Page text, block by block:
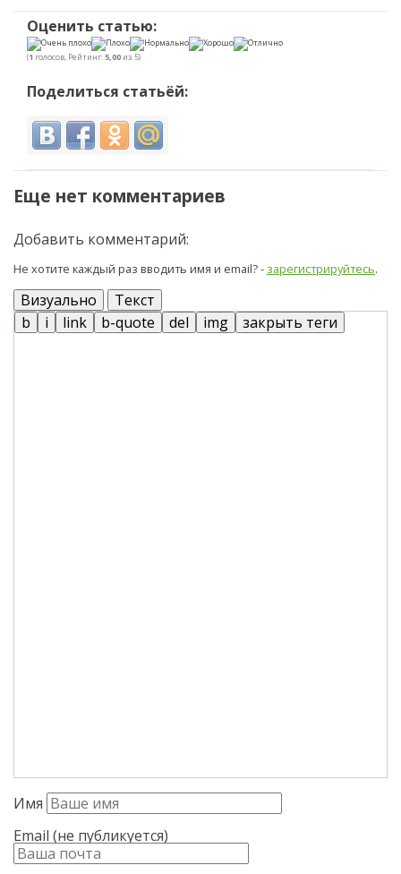
Оценить статью:
(1 голосов, Рейтинг: 5,00 из 5)
Поделиться статьёй:
Еще нет комментариев
Добавить комментарий:
Не хотите каждый раз вводить имя и email? - зарегистрируйтесь.
Визуально Текст
Имя
Email (не публикуется)